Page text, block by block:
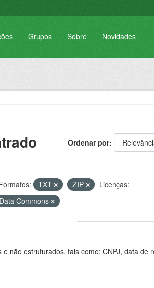
Grupos Sobre Novidades
Ordenar por
TXT ZIP
Licenças:
Commons
não estruturados, tais como: CNPJ, data de